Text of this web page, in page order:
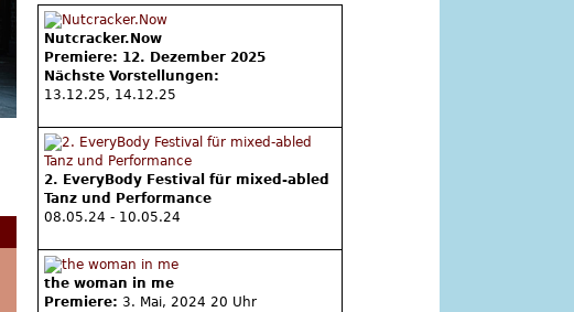
Nutcracker.Now
Premiere: 12. Dezember 2025
Nächste Vorstellungen:
13.12.25, 14.12.25
2. EveryBody Festival für mixed-abled
Tanz und Performance
08.05.24 - 10.05.24
the woman in me
Premiere: 3. Mai, 2024 20 Uhr